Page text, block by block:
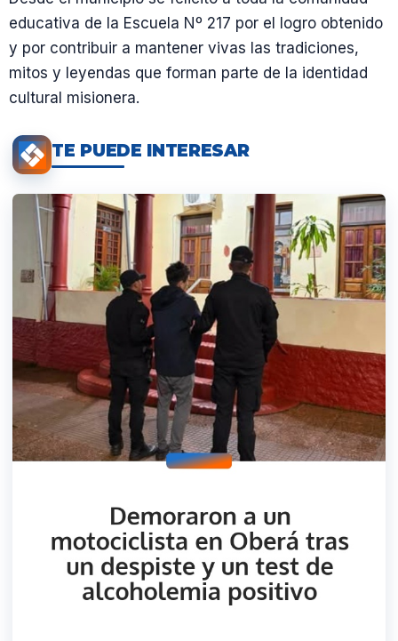
educativa de la Escuela Nº 217 por el logro obtenido
y por contribuir a mantener vivas las tradiciones,
mitos y leyendas que forman parte de la identidad
cultural misionera.
TE PUEDE INTERESAR